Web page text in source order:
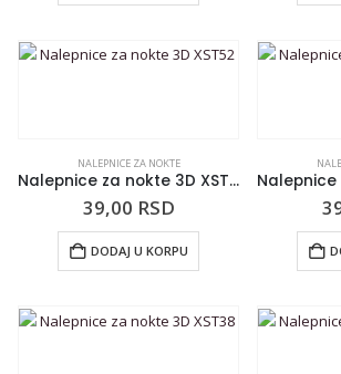
NALEPNICE ZA NOKTE
Nalepnice za nokte 3D XST52
39,00 RSD
DODAJ U KORPU